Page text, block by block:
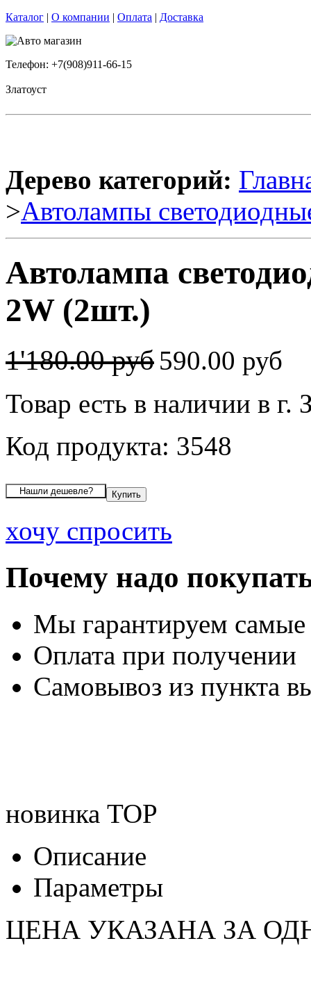
Каталог | О компании | Оплата | Доставка
Телефон: +7(908)911-66-15
Златоуст
Дерево категорий:
>Автолампы
Автолампа
2W (2шт.)
1'180.00 руб 590.00 руб
Товар есть в наличии в г.
Код продукта: 3548
хочу спросить
Почему надо
Мы гарантируем
Оплата при получении
Самовывоз из пункта
новинка TOP
Описание
Параметры
ЦЕНА УКАЗАНА ЗА